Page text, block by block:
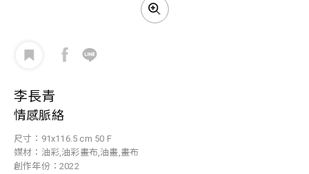
李長青
情感脈絡
尺寸：91x116.5 cm 50 F
媒材：油彩,油彩畫布,油畫,畫布
創作年份：2022